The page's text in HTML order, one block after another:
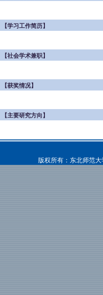
【学习工作简历】
【社会学术兼职】
【获奖情况】
【主要研究方向】
版权所有：东北师范